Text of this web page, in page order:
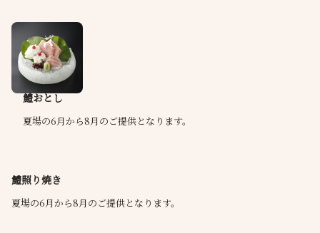
鱧おとし
夏場の6月から8月のご提供となります。
鱧照り焼き
夏場の6月から8月のご提供となります。